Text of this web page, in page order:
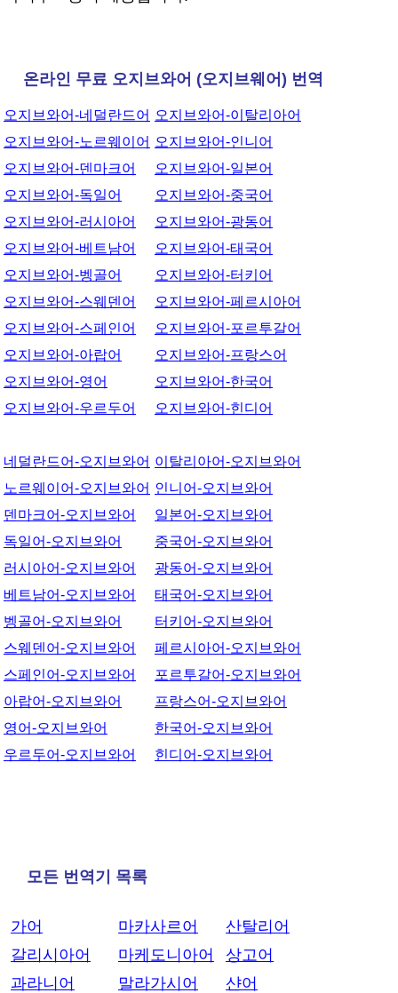
온라인 무료 오지브와어 (오지브웨어) 번역
오지브와어-네덜란드어
오지브와어-노르웨이어
오지브와어-덴마크어
오지브와어-독일어
오지브와어-러시아어
오지브와어-베트남어
오지브와어-벵골어
오지브와어-스웨덴어
오지브와어-스페인어
오지브와어-아랍어
오지브와어-영어
오지브와어-우르두어
오지브와어-이탈리아어
오지브와어-인니어
오지브와어-일본어
오지브와어-중국어
오지브와어-광동어
오지브와어-태국어
오지브와어-터키어
오지브와어-페르시아어
오지브와어-포르투갈어
오지브와어-프랑스어
오지브와어-한국어
오지브와어-힌디어
네덜란드어-오지브와어
노르웨이어-오지브와어
덴마크어-오지브와어
독일어-오지브와어
러시아어-오지브와어
베트남어-오지브와어
벵골어-오지브와어
스웨덴어-오지브와어
스페인어-오지브와어
아랍어-오지브와어
영어-오지브와어
우르두어-오지브와어
이탈리아어-오지브와어
인니어-오지브와어
일본어-오지브와어
중국어-오지브와어
광동어-오지브와어
태국어-오지브와어
터키어-오지브와어
페르시아어-오지브와어
포르투갈어-오지브와어
프랑스어-오지브와어
한국어-오지브와어
힌디어-오지브와어
모든 번역기 목록
가어
갈리시아어
과라니어
마카사르어
마케도니아어
말라가시어
산탈리어
상고어
샨어